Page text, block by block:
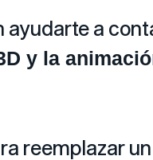
a
y la
reemplazar